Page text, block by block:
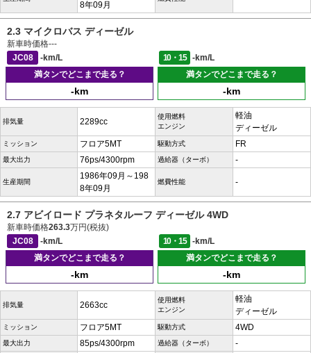
8年09月
2.3 マイクロバス ディーゼル
新車時価格---
JC08
-km/L 10・15
-km/L
満タンでどこまで走る？
-km
満タンでどこまで走る？
-km
排気量 2289cc
使用燃料
エンジン
軽油
ディーゼル
ミッション フロア5MT 駆動方式 FR
最大出力 76ps/4300rpm 過給器（ターボ） -
生産期間
1986年09月～198
8年09月
燃費性能 -
2.7 アビイロード プラネタルーフ ディーゼル 4WD
新車時価格263.3万円(税抜)
JC08
-km/L 10・15
-km/L
満タンでどこまで走る？
-km
満タンでどこまで走る？
-km
排気量 2663cc
使用燃料
エンジン
軽油
ディーゼル
ミッション フロア5MT 駆動方式 4WD
最大出力 85ps/4300rpm 過給器（ターボ） -